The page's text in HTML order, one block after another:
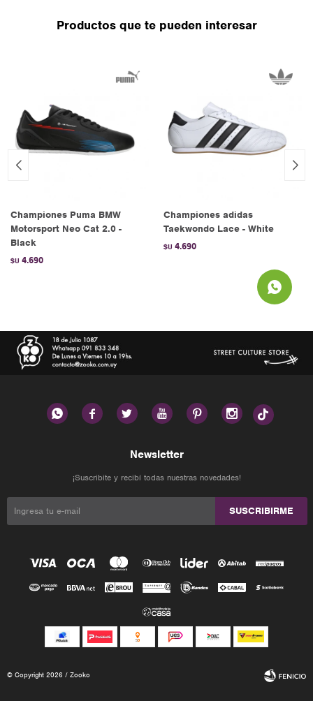
Productos que te pueden interesar
Championes Puma BMW
Motorsport Neo Cat 2.0 -
Black
$U 4.690
Championes adidas
Taekwondo Lace - White
$U 4.690
     
Newsletter
¡Suscribite y recibí todas nuestras novedades!
SUSCRIBIRME
© Copyright 2026 / Zooko